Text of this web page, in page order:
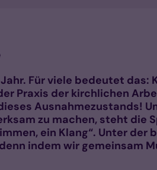
Für viele bedeutet das:
Praxis der kirchlichen
Ausnahmezustands!
zu machen, steht die
ein Klang“. Unter der
indem wir gemeinsam